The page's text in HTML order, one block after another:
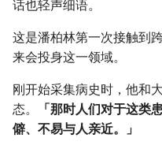
话也轻声细语。
这是潘柏林第一次接触到
来会投身这一领域。
刚开始采集病史时，他和
态。
「那时人们对于这类
僻、不易与人亲近。」